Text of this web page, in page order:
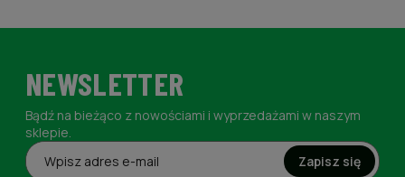
NEWSLETTER
Bądź na bieżąco z nowościami i wyprzedażami w naszym
sklepie.
Zapisz się